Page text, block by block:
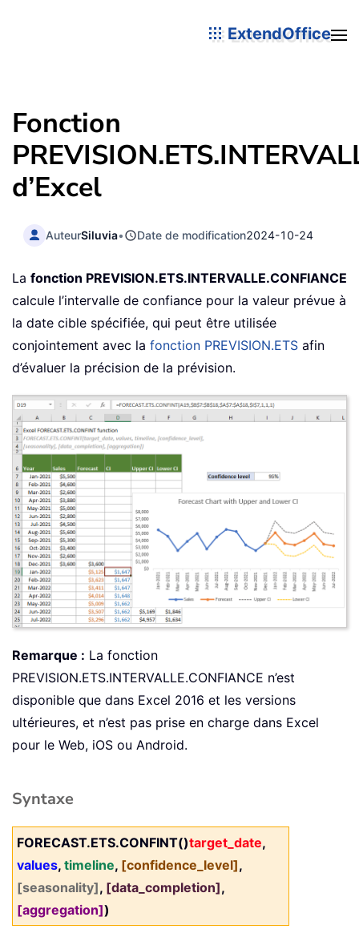
ExtendOffice
Fonction
d’Excel
AuteurSiluvia• Date de modification2024-10-24
La fonction PREVISION.ETS.INTERVALLE.CONFIANCE
calcule l’intervalle de confiance pour la valeur prévue à
la date cible spécifiée, qui peut être utilisée
conjointement avec la fonction PREVISION.ETS afin
d’évaluer la précision de la prévision.
Remarque : La fonction
PREVISION.ETS.INTERVALLE.CONFIANCE n’est
disponible que dans Excel 2016 et les versions
ultérieures, et n’est pas prise en charge dans Excel
pour le Web, iOS ou Android.
Syntaxe
FORECAST.ETS.CONFINT()target_date,
values, timeline, [confidence_level],
[seasonality], [data_completion],
[aggregation])